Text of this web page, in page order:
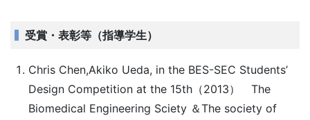
受賞・表彰等（指導学生）
Chris Chen,Akiko Ueda, in the BES-SEC Students’
Design Competition at the 15th（2013） The
Biomedical Engineering Sciety ＆The society of